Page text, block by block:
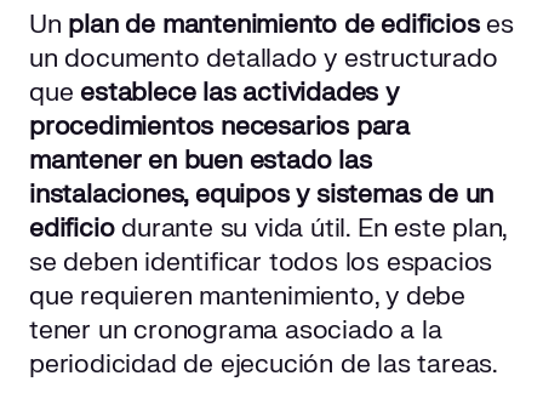
Un plan de mantenimiento de edificios es
un documento detallado y estructurado
que establece las actividades y
procedimientos necesarios para
mantener en buen estado las
instalaciones, equipos y sistemas de un
edificio durante su vida útil. En este plan,
se deben identificar todos los espacios
que requieren mantenimiento, y debe
tener un cronograma asociado a la
periodicidad de ejecución de las tareas.